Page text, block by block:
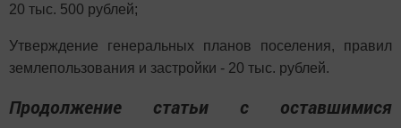
20 тыс. 500 рублей;
Утверждение генеральных планов поселения, правил
зем­лепользования и застройки - 20 тыс. рублей.
Продолжение статьи с оставшимися